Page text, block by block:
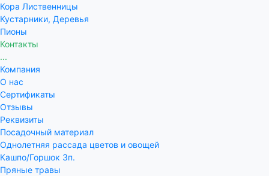
Кора Лиственницы
Кустарники, Деревья
Пионы
Контакты
...
Компания
О нас
Сертификаты
Отзывы
Реквизиты
Посадочный материал
Однолетняя рассада цветов и овощей
Кашпо/Горшок 3п.
Пряные травы